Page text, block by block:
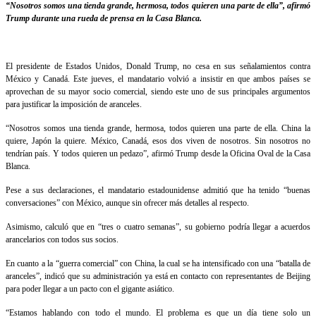
“Nosotros somos una tienda grande, hermosa, todos quieren una parte de ella”, afirmó
Trump durante una rueda de prensa en la Casa Blanca.
El presidente de Estados Unidos, Donald Trump, no cesa en sus señalamientos contra
México y Canadá. Este jueves, el mandatario volvió a insistir en que ambos países se
aprovechan de su mayor socio comercial, siendo este uno de sus principales argumentos
para justificar la imposición de aranceles.
“Nosotros somos una tienda grande, hermosa, todos quieren una parte de ella. China la
quiere, Japón la quiere. México, Canadá, esos dos viven de nosotros. Sin nosotros no
tendrían país. Y todos quieren un pedazo”, afirmó Trump desde la Oficina Oval de la Casa
Blanca.
Pese a sus declaraciones, el mandatario estadounidense admitió que ha tenido “buenas
conversaciones” con México, aunque sin ofrecer más detalles al respecto.
Asimismo, calculó que en “tres o cuatro semanas”, su gobierno podría llegar a acuerdos
arancelarios con todos sus socios.
En cuanto a la “guerra comercial” con China, la cual se ha intensificado con una “batalla de
aranceles”, indicó que su administración ya está en contacto con representantes de Beijing
para poder llegar a un pacto con el gigante asiático.
“Estamos hablando con todo el mundo. El problema es que un día tiene solo un